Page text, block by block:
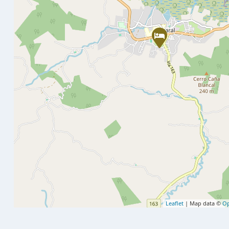
Leaflet| Map data ©